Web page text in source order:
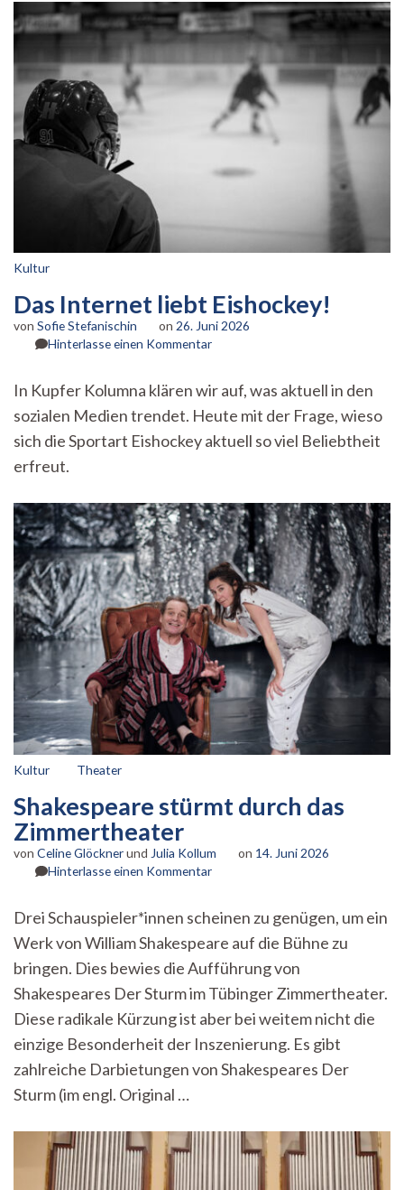
Kultur
Das Internet liebt Eishockey!
von Sofie Stefanischin on 26. Juni 2026
Hinterlasse einen Kommentarzu
liebt
Eishockey!
In Kupfer Kolumna klären wir auf, was aktuell in den
sozialen Medien trendet. Heute mit der Frage, wieso
sich die Sportart Eishockey aktuell so viel Beliebtheit
erfreut.
Kultur Theater
Shakespeare stürmt durch das
Zimmertheater
von Celine Glöcknerund Julia Kollum on 14. Juni 2026
Hinterlasse einen Kommentarzu
durch
das
Zimmertheater
Drei Schauspieler*innen scheinen zu genügen, um ein
Werk von William Shakespeare auf die Bühne zu
bringen. Dies bewies die Aufführung von
Shakespeares Der Sturm im Tübinger Zimmertheater.
Diese radikale Kürzung ist aber bei weitem nicht die
einzige Besonderheit der Inszenierung. Es gibt
zahlreiche Darbietungen von Shakespeares Der
Sturm (im engl. Original …